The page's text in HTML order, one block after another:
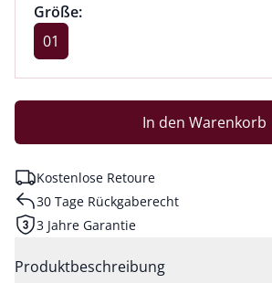
Größenauswahl:
Größe:
Größe 01 ausgewählt
01
In den Warenkorb
Kostenlose Retoure
30 Tage Rückgaberecht
3 Jahre Garantie
Produktbeschreibung